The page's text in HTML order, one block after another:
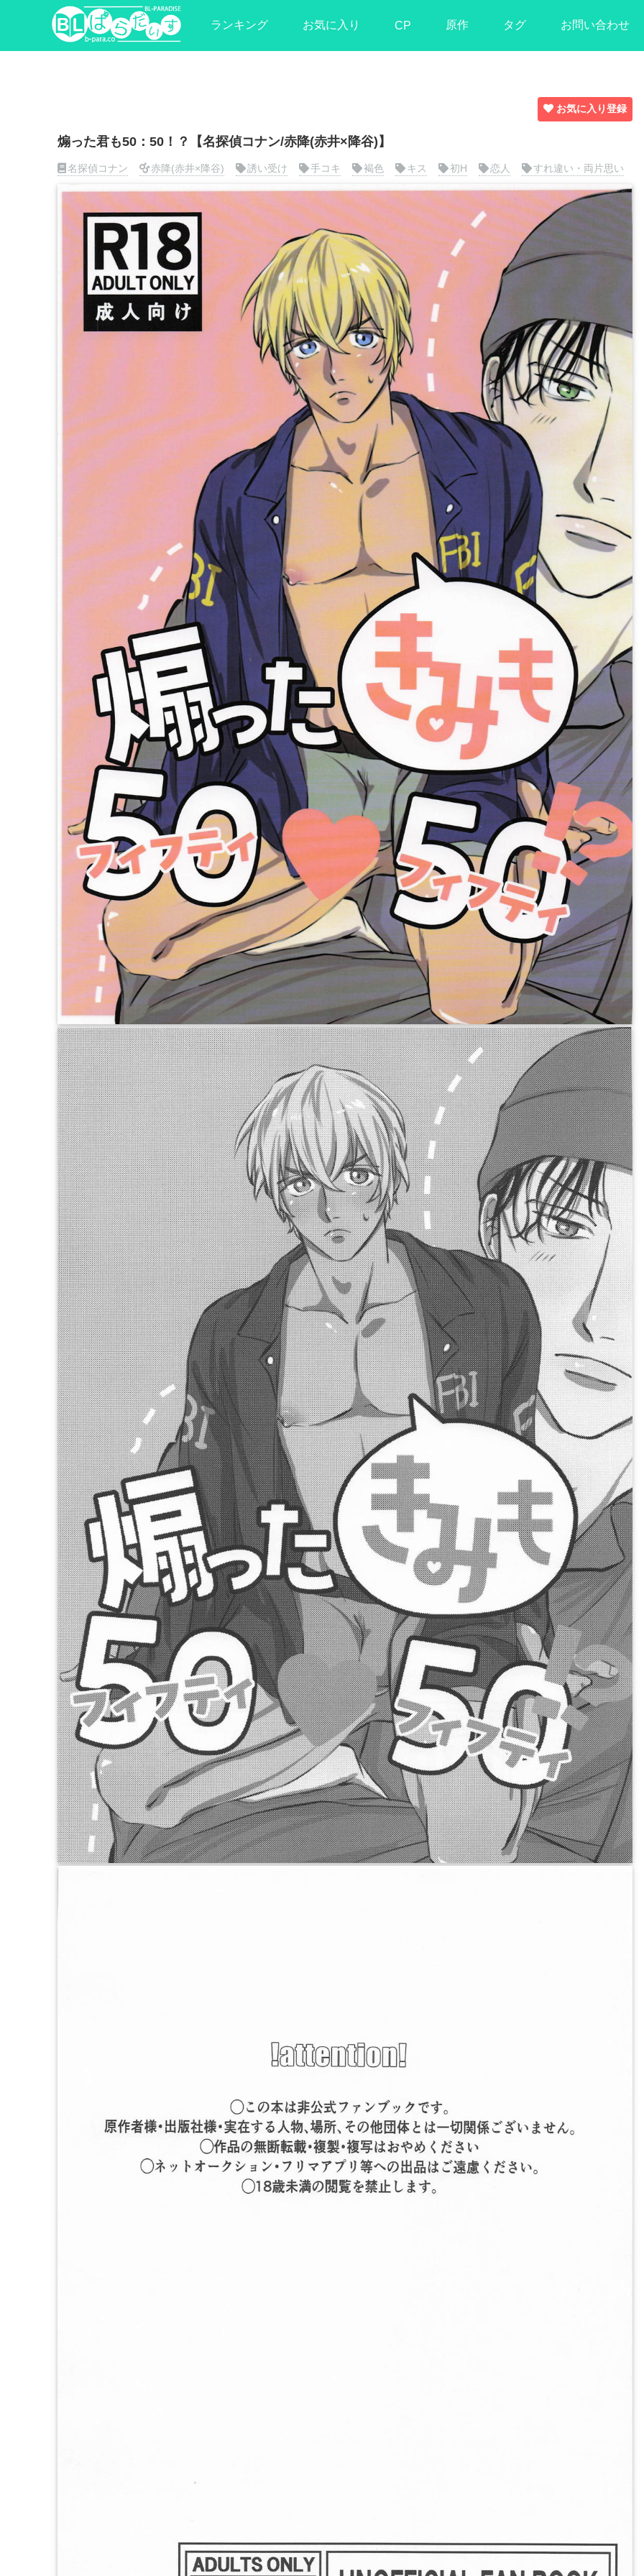
ランキング お気に入り CP 原作 タグ お問い合わせ
お気に入り登録
煽った君も50：50！？【名探偵コナン/赤降(赤井×降谷)】
名探偵コナン 赤降(赤井×降谷) 誘い受け 手コキ 褐色 キス 初H 恋人 すれ違い・両片思い